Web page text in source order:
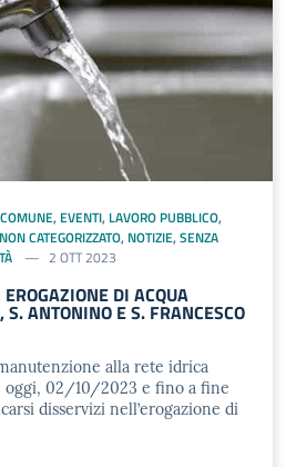
, EVENTI, LAVORO PUBBLICO,
NON CATEGORIZZATO, NOTIZIE, SENZA
2 OTT 2023
DI ACQUA
S. ANTONINO E S. FRANCESCO
alla rete idrica
oggi, 02/10/2023 e fino a fine
disservizi nell’erogazione di